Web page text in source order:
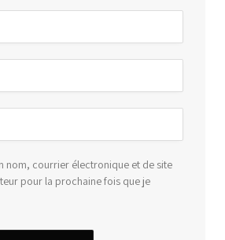
nom, courrier électronique et de site
pour la prochaine fois que je